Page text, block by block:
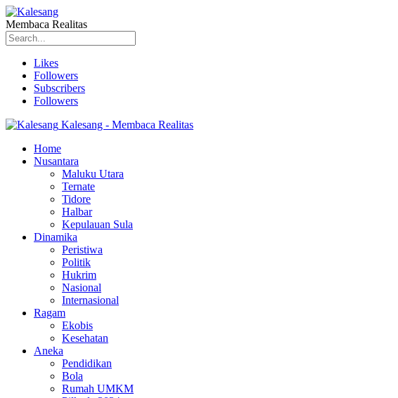
Membaca Realitas
Likes
Followers
Subscribers
Followers
Kalesang - Membaca Realitas
Home
Nusantara
Maluku Utara
Ternate
Tidore
Halbar
Kepulauan Sula
Dinamika
Peristiwa
Politik
Hukrim
Nasional
Internasional
Ragam
Ekobis
Kesehatan
Aneka
Pendidikan
Bola
Rumah UMKM